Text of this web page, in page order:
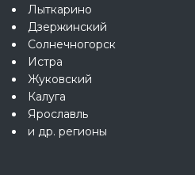
Лыткарино
Дзержинский
Солнечногорск
Истра
Жуковский
Калуга
Ярославль
и др. регионы